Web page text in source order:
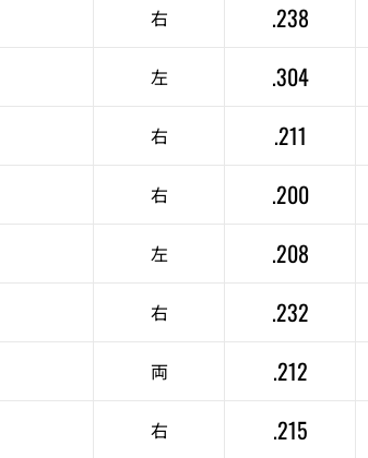
右 .238
左 .304
右 .211
右 .200
左 .208
右 .232
両 .212
右 .215